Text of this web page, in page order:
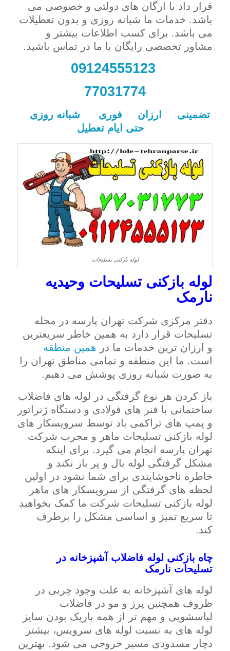
قرار داد با ارگان های دولتی و خصوصی می
باشد. خدمات ما شبانه روزی و بدون تعطیلات
می باشد. برای کسب اطلاعات بیشتر و
مشاور تخصصی رایگان با ما در تماس باشید.
09124555123
77031774
تضمینی ارزان فوری شبانه روزی
حتی ایام تعطیل
لوله بازکنی تسلیحات
لوله بازکنی تسلیحات وحیدیه
نارمک
دفتر مرکزی شرکت تهران پارسه در محله
تسلیحات قرار دارد به همین خاطر سریعترین
و ارزان ترین خدمات ما در همین منطقه
است. ما این منطقه و تمامی مناطق تهران را
به صورت شبانه روزی پوشش می دهیم.
باز کردن هر نوع گرفتگی در لوله های فاضلاب
ساختمانی با فنر های فولادی و دستگاه ژنراتور
و پمپ های تراکمی باد توسط سرویسکار های
لوله بازکنی تسلیحات ماهر و مجرب شرکت
تهران پارسه انجام می گیرد. برای اینکه
مشکل گرفتگی لوله بال و پر باز نکند و
خاطره ناخوشایندی برای شما نشود در اولین
لحظه های گرفتگی از سرویسکار های ماهر
لوله بازکنی تسلیحات شرکت ما کمک بخواهید
تا سریع تمیز و اساسی مشکل را برطرف
کند.
چاه بازکنی لوله فاضلاب آشپزخانه در
تسلیحات نارمک
لوله های آشپزخانه به علت وجود چربی در
ظروف همچنین پرز و مو در فاضلاب
لباسشویی و مهم تر از همه باریک بودن سایز
لوله های به نسبت لوله های سرویس، بیشتر
دچار مسدودی مسیر خروجی می شود. بهترین